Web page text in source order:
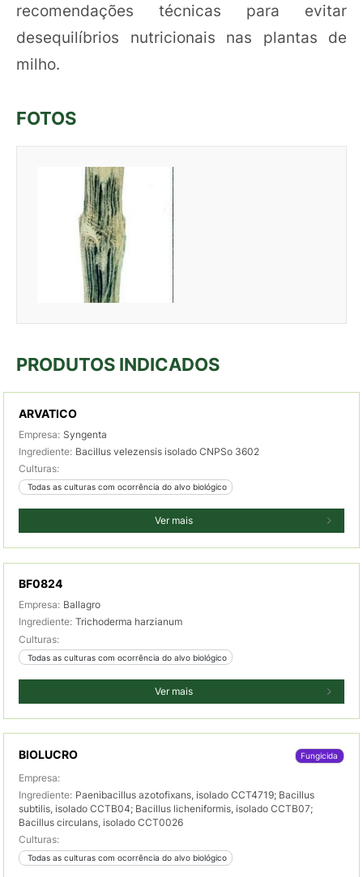
recomendações técnicas para evitar
desequilíbrios nutricionais nas plantas de
milho.
FOTOS
PRODUTOS INDICADOS
ARVATICO
Empresa: Syngenta
Ingrediente: Bacillus velezensis isolado CNPSo 3602
Culturas:
Todas as culturas com ocorrência do alvo biológico
Ver mais
BF0824
Empresa: Ballagro
Ingrediente: Trichoderma harzianum
Culturas:
Todas as culturas com ocorrência do alvo biológico
Ver mais
BIOLUCRO Fungicida
Empresa:
Ingrediente: Paenibacillus azotofixans, isolado CCT4719; Bacillus
subtilis, isolado CCTB04; Bacillus licheniformis, isolado CCTB07;
Bacillus circulans, isolado CCT0026
Culturas:
Todas as culturas com ocorrência do alvo biológico